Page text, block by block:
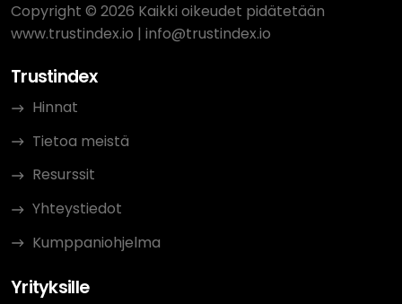
Copyright © 2026 Kaikki oikeudet pidätetään
www.trustindex.io | info@trustindex.io
Trustindex
Hinnat
Tietoa meistä
Resurssit
Yhteystiedot
Kumppaniohjelma
Yrityksille